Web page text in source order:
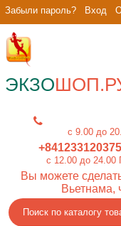
Забыли пароль? Вход
ЭКЗО
c 9.00 до
+841233120375
c 12.00 до
Вы можете
Вьетнама,